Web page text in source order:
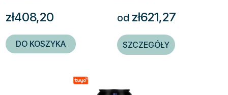
zł408,20
DO KOSZYKA
od zł621,27
SZCZEGÓŁY